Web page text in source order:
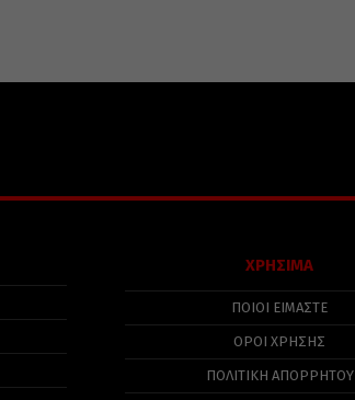
ΧΡΗΣΙΜΑ
ΠΟΙΟΙ ΕΙΜΑΣΤΕ
ΟΡΟΙ ΧΡΗΣΗΣ
ΠΟΛΙΤΙΚΉ ΑΠΟΡΡΉΤΟΥ